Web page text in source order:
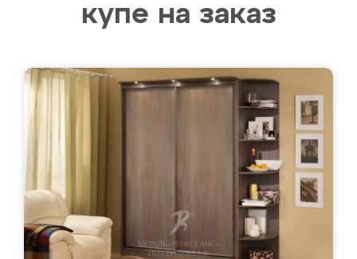
купе на заказ